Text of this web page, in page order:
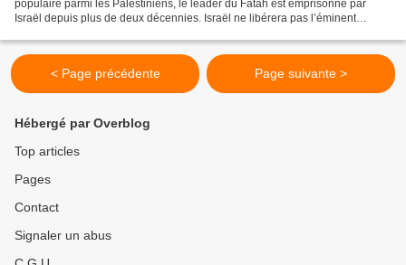
populaire parmi les Palestiniens, le leader du Fatah est emprisonné par
Israël depuis plus de deux décennies. Israël ne libérera pas l’éminent
< Page précédente Page suivante >
Hébergé par Overblog
Top articles
Pages
Contact
Signaler un abus